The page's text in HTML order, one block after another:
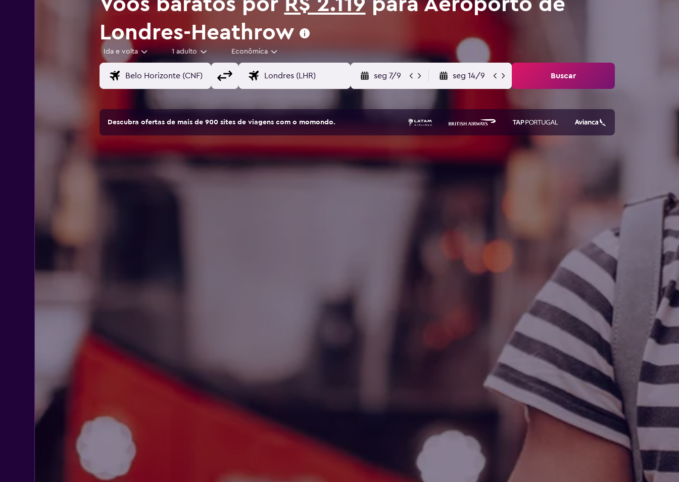
Londres-Heathrow
Ida e volta 1 adulto Econômica
seg 7/9 seg 14/9 Buscar
Descubra ofertas de mais de 900 sites de viagens com o momondo.